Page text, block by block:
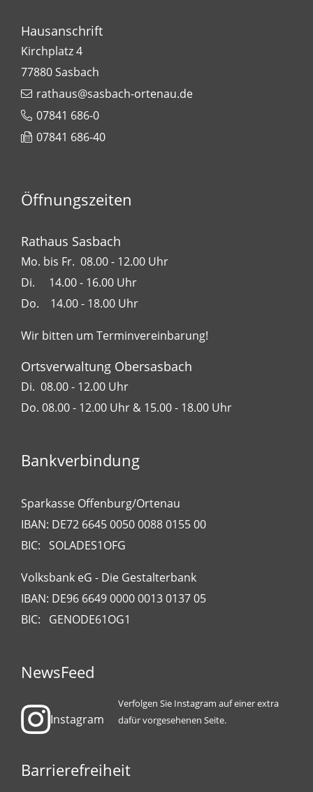
Hausanschrift
Kirchplatz 4
77880Sasbach
rathaus@sasbach-ortenau.de
07841 686-0
07841 686-40
Öffnungszeiten
Rathaus Sasbach
Mo. bis Fr. 08.00 - 12.00 Uhr
Di. 14.00 - 16.00 Uhr
Do. 14.00 - 18.00 Uhr
Wir bitten um Terminvereinbarung!
Ortsverwaltung Obersasbach
Di. 08.00 - 12.00 Uhr
Do. 08.00 - 12.00 Uhr & 15.00 - 18.00 Uhr
Bankverbindung
Sparkasse Offenburg/Ortenau
IBAN: DE72 6645 0050 0088 0155 00
BIC: SOLADES1OFG
Volksbank eG - Die Gestalterbank
IBAN: DE96 6649 0000 0013 0137 05
BIC: GENODE61OG1
NewsFeed
Instagram
Verfolgen Sie Instagram auf einer extra
dafür vorgesehenen Seite.
Barrierefreiheit